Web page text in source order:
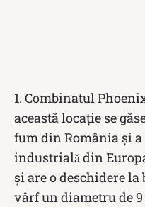
1. Combinatul
această locație se
fum din România și
industrialǎ din
și are o deschidere la
vârf un diametru de